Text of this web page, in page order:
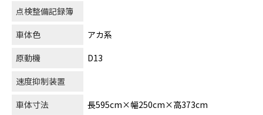
点検整備記録簿
車体色
アカ系
原動機
D13
速度抑制装置
車体寸法
長595cm×幅250cm×高373cm